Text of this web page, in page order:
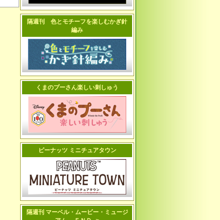
隔週刊 色とモチーフを楽しむかぎ針
編み
くまのプーさん楽しい刺しゅう
ピーナッツ ミニチュアタウン
隔週刊 マーベル・ムービー・ミュージ